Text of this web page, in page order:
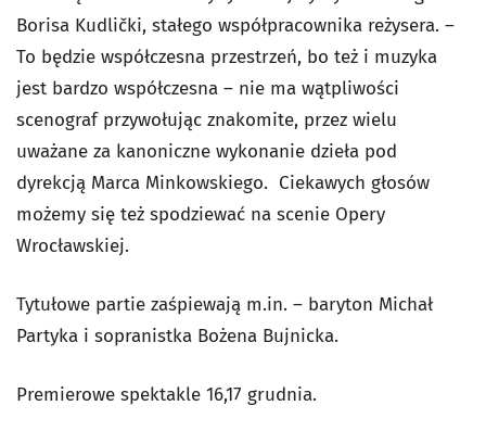
Borisa Kudlički, stałego współpracownika reżysera. –
To będzie współczesna przestrzeń, bo też i muzyka
jest bardzo współczesna – nie ma wątpliwości
scenograf przywołując znakomite, przez wielu
uważane za kanoniczne wykonanie dzieła pod
dyrekcją Marca Minkowskiego. Ciekawych głosów
możemy się też spodziewać na scenie Opery
Wrocławskiej.
Tytułowe partie zaśpiewają m.in. – baryton Michał
Partyka i sopranistka Bożena Bujnicka.
Premierowe spektakle 16,17 grudnia.